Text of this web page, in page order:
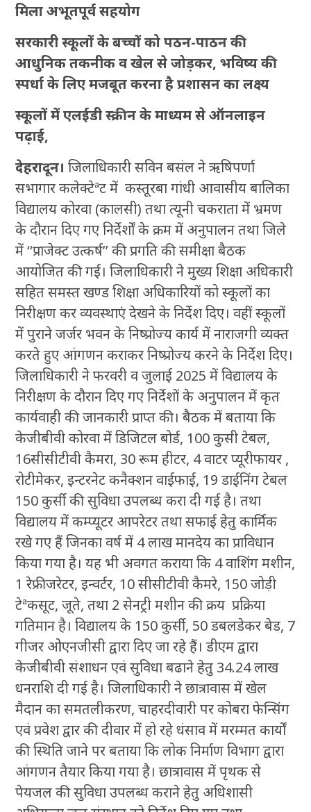
मिला अभूतपूर्व सहयोग
सरकारी स्कूलों के बच्चों को पठन-पाठन की
आधुनिक तकनीक व खेल से जोड़कर, भविष्य की
स्पर्धा के लिए मजबूत करना है प्रशासन का लक्ष्य
स्कूलों में एलईडी स्क्रीन के माध्यम से ऑनलाइन
पढ़ाई,
देहरादून। जिलाधिकारी सविन बसंल ने ऋषिपर्णा
सभागार कलेक्टेªट में कस्तूरबा गांधी आवासीय बालिका
विद्यालय कोरवा (कालसी) तथा त्यूनी चकराता में भ्रमण
के दौरान दिए गए निर्देर्शों के क्रम में अनुपालन तथा जिले
में ‘‘प्राजेक्ट उत्कर्ष’’ की प्रगति की समीक्षा बैठक
आयोजित की गई। जिलाधिकारी ने मुख्य शिक्षा अधिकारी
सहित समस्त खण्ड शिक्षा अधिकारियों को स्कूलों का
निरीक्षण कर व्यवस्थाएं देखने के निर्देश दिए। वहीं स्कूलों
में पुराने जर्जर भवन के निष्प्रोज्य कार्य में नाराजगी व्यक्त
करते हुए आंगणन कराकर निष्प्रोज्य करने के निर्देश दिए।
जिलाधिकारी ने फरवरी व जुलाई 2025 में विद्यालय के
निरीक्षण के दौरान दिए गए निर्देशों के अनुपालन में कृत
कार्यवाही की जानकारी प्राप्त की। बैठक में बताया कि
केजीबीवी कोरवा में डिजिटल बोर्ड, 100 कुसी टेबल,
16सीसीटीवी कैमरा, 30 रूम हीटर, 4 वाटर प्यूरीफायर ,
रोटीमेकर, इन्टरनेट कनैक्शन वाईफाई, 19 डाईनिंग टेबल
150 कुर्सी की सुविधा उपलब्ध करा दी गई है। तथा
विद्यालय में कम्प्यूटर आपरेटर तथा सफाई हेतु कार्मिक
रखे गए हैं जिनका वर्ष में 4 लाख मानदेय का प्राविधान
किया गया है। यह भी अवगत कराया कि 4 वाशिंग मशीन,
1 रेफ्रीजरेटर, इन्वर्टर, 10 सीसीटीवी कैमरे, 150 जोड़ी
टेªकसूट, जूते, तथा 2 सेनट्री मशीन की क्रय प्रक्रिया
गतिमान है। विद्यालय के 150 कुर्सी, 50 डबलडेकर बेड, 7
गीजर ओएनजीसी द्वारा दिए जा रहे हैं। डीएम द्वारा
केजीबीवी संशाधन एवं सुविधा बढाने हेतु 34.24 लाख
धनराशि दी गई है। जिलाधिकारी ने छात्रावास में खेल
मैदान का समतलीकरण, चाहरदीवारी पर कोबरा फेन्सिंग
एवं प्रवेश द्वार की दीवार में हो रहे धंसाव में मरम्मत कार्यों
की स्थिति जाने पर बताया कि लोक निर्माण विभाग द्वारा
आंगणन तैयार किया गया है। छात्रावास में पृथक से
पेयजल की सुविधा उपलब्ध कराने हेतु अधिशासी